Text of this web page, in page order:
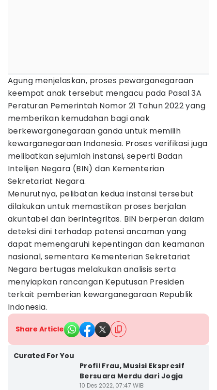
Agung menjelaskan, proses pewarganegaraan
keempat anak tersebut mengacu pada Pasal 3A
Peraturan Pemerintah Nomor 21 Tahun 2022 yang
memberikan kemudahan bagi anak
berkewarganegaraan ganda untuk memilih
kewarganegaraan Indonesia. Proses verifikasi juga
melibatkan sejumlah instansi, seperti Badan
Intelijen Negara (BIN) dan Kementerian
Sekretariat Negara.
Menurutnya, pelibatan kedua instansi tersebut
dilakukan untuk memastikan proses berjalan
akuntabel dan berintegritas. BIN berperan dalam
deteksi dini terhadap potensi ancaman yang
dapat memengaruhi kepentingan dan keamanan
nasional, sementara Kementerian Sekretariat
Negara bertugas melakukan analisis serta
menyiapkan rancangan Keputusan Presiden
terkait pemberian kewarganegaraan Republik
Indonesia.
Share Article
Curated For You
Profil Frau, Musisi Ekspresif
Bersuara Merdu dari Jogja
10 Des 2022, 07:47 WIB